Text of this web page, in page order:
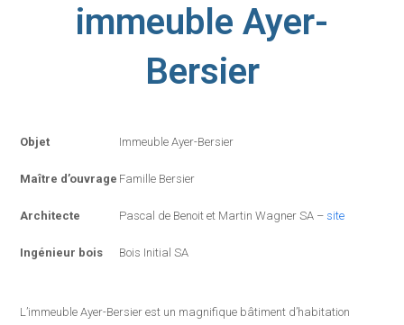
immeuble Ayer-
Bersier
Objet Immeuble Ayer-Bersier
Maître d’ouvrage Famille Bersier
Architecte Pascal de Benoit et Martin Wagner SA – site
Ingénieur bois Bois Initial SA
L’immeuble Ayer-Bersier est un magnifique bâtiment d’habitation